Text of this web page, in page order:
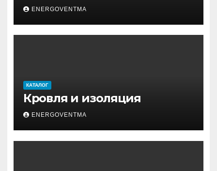
ENERGOVENTMA
КАТАЛОГ
Кровля и изоляция
ENERGOVENTMA